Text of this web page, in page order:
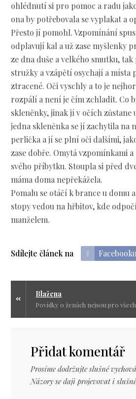
ohlédnutí si pro pomoc a radu
ona by potřebovala se vyplakat a
Přesto jí pomohl. Vzpomínání
odplavují kal a už zase myšlenky
ze dna duše a velkého smutku,
stružky a vzápětí osychají a místa
ztracené. Oči vyschly a to je
rozpálí a není je čím zchladit. Co
skleněnky, jinak jí v očích zůstane
jedna skleněnka se jí zachytila na
perlička a jí se plní oči dalšími,
zase dobře. Omytá vzpomínkami
svého příbytku. Stoupla si před
máma doma nepřekážela.
Pomalu se otáčí k brance u domu
stopy vedou na hřbitov, kde
manželem.
Sdílejte článek na Facebooku
Blažena
Přidat komentář
Prosíme dodržujte slušné
Názory se daji projevovat i